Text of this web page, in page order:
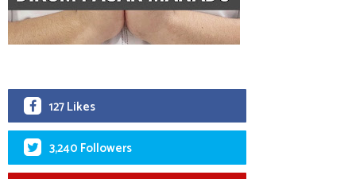
127 Likes
3,240 Followers